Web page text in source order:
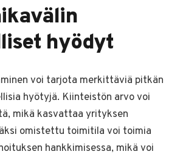
hyödyt
voi tarjota merkittäviä pitkän
hyötyjä. Kiinteistön arvo voi
mikä kasvattaa yrityksen
omistettu toimitila voi toimia
hankkimisessa, mikä voi